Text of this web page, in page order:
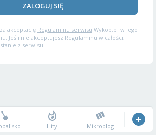
ZALOGUJ SIĘ
akceptację Regulaminu serwisu Wykop.pl w jego
Jeśli nie akceptujesz Regulaminu w całości,
z serwisu.
Hity Mikroblog